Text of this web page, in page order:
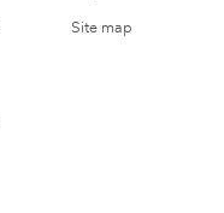
Site map